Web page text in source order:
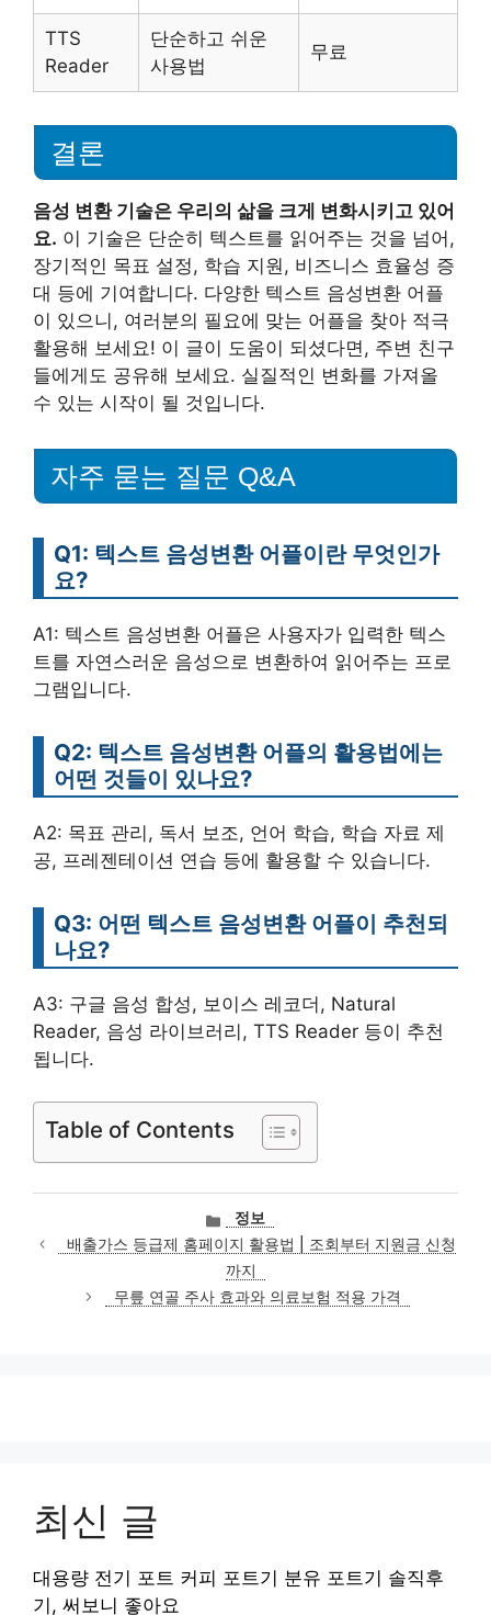
TTS
Reader
단순하고 쉬운
사용법
무료
결론
음성 변환 기술은 우리의 삶을 크게 변화시키고 있어
요. 이 기술은 단순히 텍스트를 읽어주는 것을 넘어,
장기적인 목표 설정, 학습 지원, 비즈니스 효율성 증
대 등에 기여합니다. 다양한 텍스트 음성변환 어플
이 있으니, 여러분의 필요에 맞는 어플을 찾아 적극
활용해 보세요! 이 글이 도움이 되셨다면, 주변 친구
들에게도 공유해 보세요. 실질적인 변화를 가져올
수 있는 시작이 될 것입니다.
자주 묻는 질문 Q&A
Q1: 텍스트 음성변환 어플이란 무엇인가
요?
A1: 텍스트 음성변환 어플은 사용자가 입력한 텍스
트를 자연스러운 음성으로 변환하여 읽어주는 프로
그램입니다.
Q2: 텍스트 음성변환 어플의 활용법에는
어떤 것들이 있나요?
A2: 목표 관리, 독서 보조, 언어 학습, 학습 자료 제
공, 프레젠테이션 연습 등에 활용할 수 있습니다.
Q3: 어떤 텍스트 음성변환 어플이 추천되
나요?
A3: 구글 음성 합성, 보이스 레코더, Natural
Reader, 음성 라이브러리, TTS Reader 등이 추천
됩니다.
Table of Contents
카
테
고
리
정보
배출가스 등급제 홈페이지 활용법 | 조회부터 지원금 신청
까지
무릎 연골 주사 효과와 의료보험 적용 가격
최신 글
대용량 전기 포트 커피 포트기 분유 포트기 솔직후
기, 써보니 좋아요